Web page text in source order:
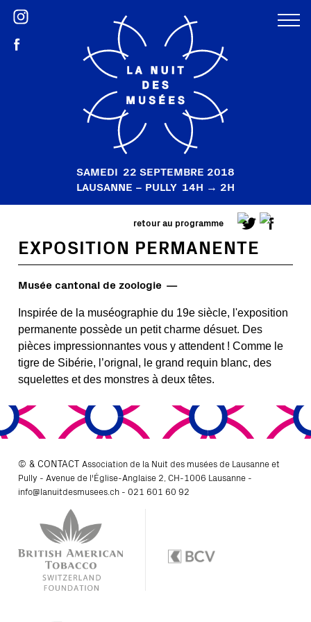
SAMEDI 22 SEPTEMBRE 2018
LAUSANNE – PULLY 14H → 2H
EXPOSITION PERMANENTE
retour au programme
Musée cantonal de zoologie
Inspirée de la muséographie du 19e siècle, l'exposition
permanente possède un petit charme désuet. Des
pièces impressionnantes vous y attendent ! Comme le
tigre de Sibérie, l’orignal, le grand requin blanc, des
squelettes et des monstres à deux têtes.
© & CONTACT Association de la Nuit des musées de Lausanne et
Pully - Avenue de l'Église-Anglaise 2, CH-1006 Lausanne -
info@lanuitdesmusees.ch- 021 601 60 92